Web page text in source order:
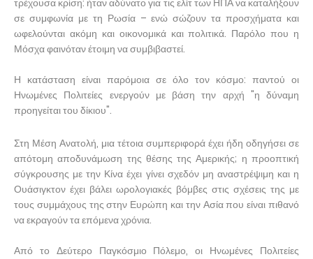
τρέχουσα κρίση: ήταν αδύνατο για τις ελίτ των ΗΠΑ να καταλήξουν
σε συμφωνία με τη Ρωσία – ενώ σώζουν τα προσχήματα και
ωφελούνται ακόμη και οικονομικά και πολιτικά. Παρόλο που η
Μόσχα φαινόταν έτοιμη να συμβιβαστεί.
Η κατάσταση είναι παρόμοια σε όλο τον κόσμο: παντού οι
Ηνωμένες Πολιτείες ενεργούν με βάση την αρχή "η δύναμη
προηγείται του δίκιου".
Στη Μέση Ανατολή, μια τέτοια συμπεριφορά έχει ήδη οδηγήσει σε
απότομη αποδυνάμωση της θέσης της Αμερικής; η προοπτική
σύγκρουσης με την Κίνα έχει γίνει σχεδόν μη αναστρέψιμη και η
Ουάσιγκτον έχει βάλει ωρολογιακές βόμβες στις σχέσεις της με
τους συμμάχους της στην Ευρώπη και την Ασία που είναι πιθανό
να εκραγούν τα επόμενα χρόνια.
Από το Δεύτερο Παγκόσμιο Πόλεμο, οι Ηνωμένες Πολιτείες